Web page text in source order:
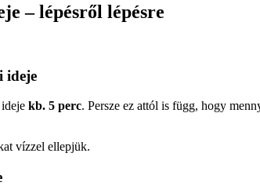
– lépésről lépésre
ideje
kb. 5 perc. Persze ez attól is függ, hogy
vízzel ellepjük.